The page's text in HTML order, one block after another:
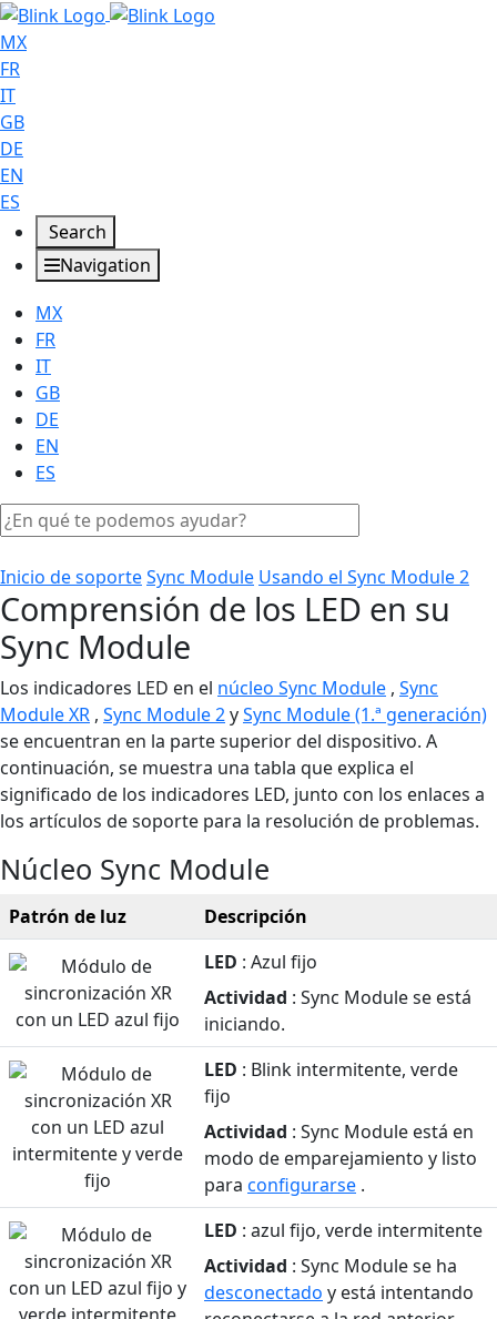
MX
FR
IT
GB
DE
EN
ES
Search
Navigation
MX
FR
IT
GB
DE
EN
ES
Inicio de soporteSync Module Usando el Sync Module 2
Comprensión de los LED en su
Sync Module
Los indicadores LED en el núcleo Sync Module , Sync
Module XR , Sync Module 2ySync Module (1.ª generación)
se encuentran en la parte superior del dispositivo. A
continuación, se muestra una tabla que explica el
significado de los indicadores LED, junto con los enlaces a
los artículos de soporte para la resolución de problemas.
Núcleo Sync Module
Patrón de luz
Descripción
LED : Azul fijo
Actividad : Sync Module se está
iniciando.
LED : Blink intermitente, verde
fijo
Actividad : Sync Module está en
modo de emparejamiento y listo
para configurarse .
LED : azul fijo, verde intermitente
Actividad : Sync Module se ha
desconectado y está intentando